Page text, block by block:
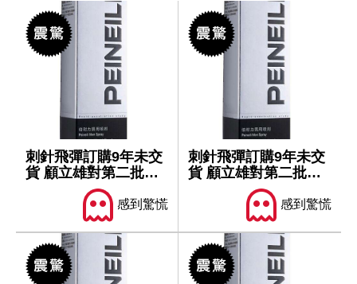
刺針飛彈訂購9年未交
貨 顧立雄對第二批軍
感到驚慌
刺針飛彈訂購9年未交
貨 顧立雄對第二批軍
感到驚慌